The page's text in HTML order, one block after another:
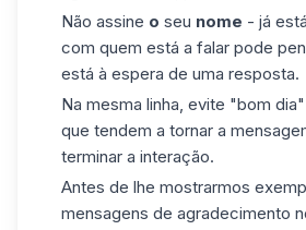
Não assine o seu nome - já
com quem está a falar pode
está à espera de uma resposta.
Na mesma linha, evite "bom
que tendem a tornar a
terminar a interação.
Antes de lhe mostrarmos
mensagens de agradecimento